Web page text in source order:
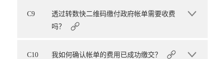
C9
透过转数快二维码缴付政府帐单需要收费
吗？
C10 我如何确认帐单的费用已成功缴交？